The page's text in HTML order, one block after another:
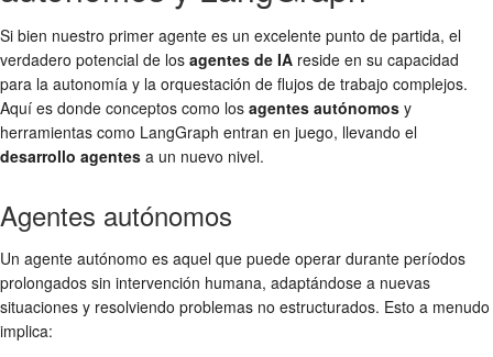
Si bien nuestro primer agente es un excelente punto de partida, el
verdadero potencial de los agentes de IA reside en su capacidad
para la autonomía y la orquestación de flujos de trabajo complejos.
Aquí es donde conceptos como los agentes autónomos y
herramientas como LangGraph entran en juego, llevando el
desarrollo agentes a un nuevo nivel.
Agentes autónomos
Un agente autónomo es aquel que puede operar durante períodos
prolongados sin intervención humana, adaptándose a nuevas
situaciones y resolviendo problemas no estructurados. Esto a menudo
implica: